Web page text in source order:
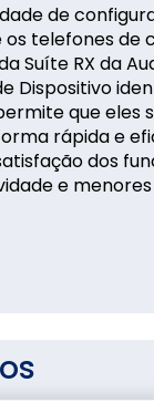
de
telefones de
Suíte RX da
Dispositivo
que eles
rápida e
dos
e